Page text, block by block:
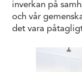
inverkan på
och vår
det vara